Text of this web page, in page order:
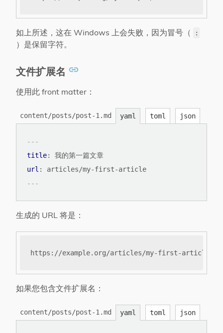
如上所述，这在 Windows 上会失败，因为冒号（ :
）是保留字符。
文件扩展名
使用此 front matter：
content/posts/post-1.md yaml toml json
---
title:
我的第一篇文章
url :
articles/my-first-article
---
生成的 URL 将是：
如果您包含文件扩展名：
content/posts/post-1.md yaml toml json